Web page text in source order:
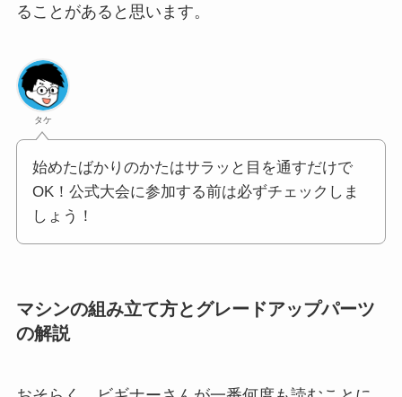
ることがあると思います。
タケ
始めたばかりのかたはサラッと目を通すだけで
OK！公式大会に参加する前は必ずチェックしま
しょう！
マシンの組み立て方とグレードアップパーツ
の解説